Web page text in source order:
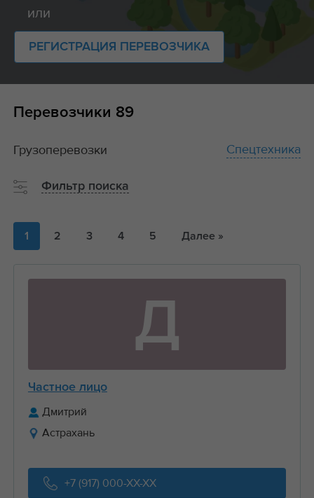
или
РЕГИСТРАЦИЯ ПЕРЕВОЗЧИКА
Перевозчики 89
1 2 3 4 5 Далее »
Д
Частное лицо
Дмитрий
Астрахань
+7 (917) 000-XX-XX
Грузоперевозки Спецтехника
Фильтр поиска